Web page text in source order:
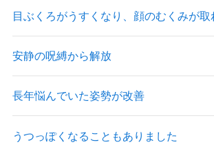
目ぶくろがうすくなり、顔のむくみが取
安静の呪縛から解放
長年悩んでいた姿勢が改善
うつっぽくなることもありました